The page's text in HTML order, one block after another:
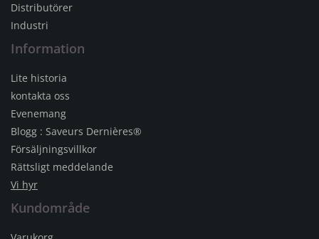
Distributörer
Industri
Information
Lite historia
kontakta oss
Evenemang
Blogg : Saveurs Dernières®
Försäljningsvillkor
Rättsligt meddelande
Vi hyr
Kundområde